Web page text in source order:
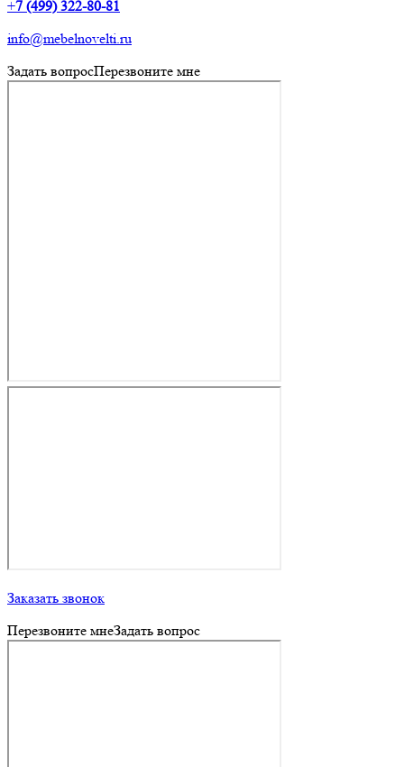
+7 (499) 322-80-81
info@mebelnovelti.ru
Задать вопросПерезвоните мне
Заказать звонок
Перезвоните мнеЗадать вопрос